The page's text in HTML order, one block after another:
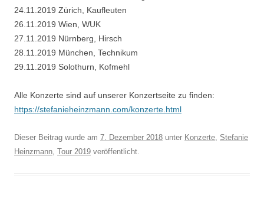
24.11.2019 Zürich, Kaufleuten
26.11.2019 Wien, WUK
27.11.2019 Nürnberg, Hirsch
28.11.2019 München, Technikum
29.11.2019 Solothurn, Kofmehl
Alle Konzerte sind auf unserer Konzertseite zu finden:
https://stefanieheinzmann.com/konzerte.html
Dieser Beitrag wurde am 7. Dezember 2018 unter Konzerte, Stefanie
Heinzmann, Tour 2019 veröffentlicht.